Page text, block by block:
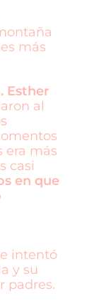
más
Esther
al
era más
casi
en que
intentó
y su
padres.